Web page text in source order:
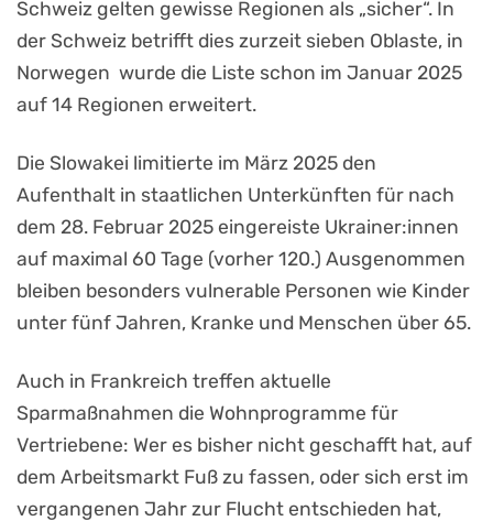
Schweiz gelten gewisse Regionen als „sicher“. In
der Schweiz betrifft dies zurzeit sieben Oblaste, in
Norwegen wurde die Liste schon im Januar 2025
auf 14 Regionen erweitert.
Die Slowakei limitierte im März 2025 den
Aufenthalt in staatlichen Unterkünften für nach
dem 28. Februar 2025 eingereiste Ukrainer:innen
auf maximal 60 Tage (vorher 120.) Ausgenommen
bleiben besonders vulnerable Personen wie Kinder
unter fünf Jahren, Kranke und Menschen über 65.
Auch in Frankreich treffen aktuelle
Sparmaßnahmen die Wohnprogramme für
Vertriebene: Wer es bisher nicht geschafft hat, auf
dem Arbeitsmarkt Fuß zu fassen, oder sich erst im
vergangenen Jahr zur Flucht entschieden hat,